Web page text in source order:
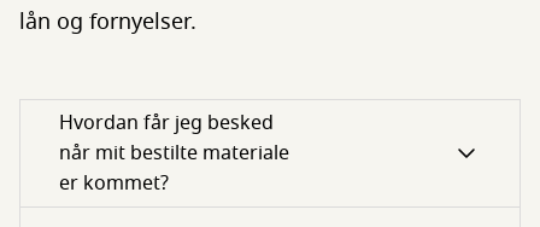
lån og fornyelser.
Hvordan får jeg besked
når mit bestilte materiale
er kommet?